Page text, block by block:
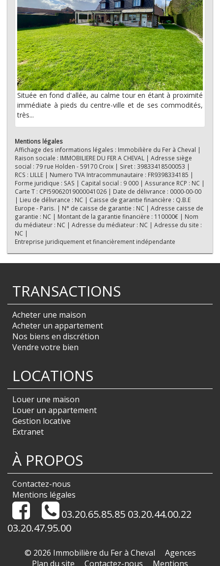
Située en fond d'allée, au calme tour en étant à proximité
immédiate à pieds du centre-ville et de ses commodités,
très...
Mentions légales
Affichage des informations légales : Immobilière du Fer à Cheval |
Raison sociale : IMMOBILIERE DU FER A CHEVAL | Adresse siège
social : 79 rue Holden - 59170 Croix | Siret : 39833418500053 |
RCS : LILLE | Numero TVA Intracommunautaire : FR9398334185 |
Forme juridique : SAS | Capital social : 9 000 | Assurance RCP : NC |
Carte T : CPI59062019000041026 | Date de délivrance : 0000-00-00
| Lieu de délivrance : NC | Caisse de garantie financière : Q.B.E
Europe - Paris. | N° de caisse de garantie : NC | Adresse caisse de
garantie : NC | Montant de la garantie financière : 110000€ | Nom
du médiateur : NC | Adresse du médiateur : NC | Adresse du site :
NC |
Entreprise juridiquement et financièrement indépendante
TRANSACTIONS
Acheter une maison
Acheter un appartement
Nos biens en discrétion
Vendre votre bien
LOCATIONS
Louer une maison
Louer un appartement
Gestion locative
Extranet
À PROPOS
Contactez-nous
Mentions légales
03.20.65.85.85 03.20.44.00.22
03.20.47.95.00
© 2026 Immobilière du Fer à Cheval
Agences
Plan du site
Contactez-nous Mentions